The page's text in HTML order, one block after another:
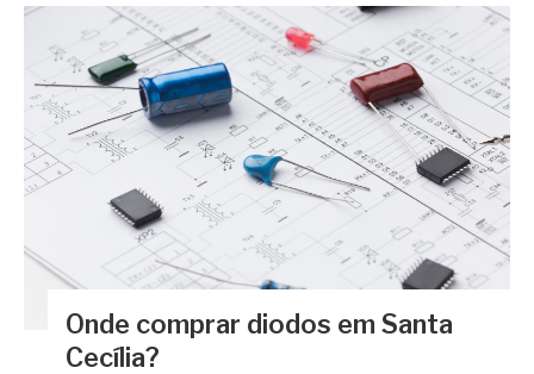
Onde comprar diodos em Santa
Cecília?